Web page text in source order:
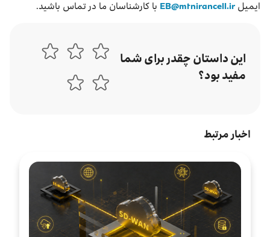
ایمیل EB@mtnirancell.ir با کارشناسان ما در تماس باشید.
این داستان چقدر برای شما
مفید بود؟
اخبار مرتبط